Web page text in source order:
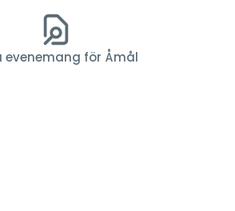
evenemang för Åmål